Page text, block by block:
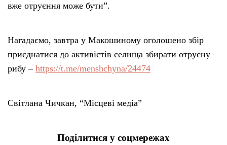
вже отруєння може бути”.
Нагадаємо, завтра у Макошиному оголошено збір
приєднатися до активістів селища збирати отруєну
рибу – https://t.me/menshchyna/24474
Світлана Чичкан, “Місцеві медіа”
Поділитися у соцмережах